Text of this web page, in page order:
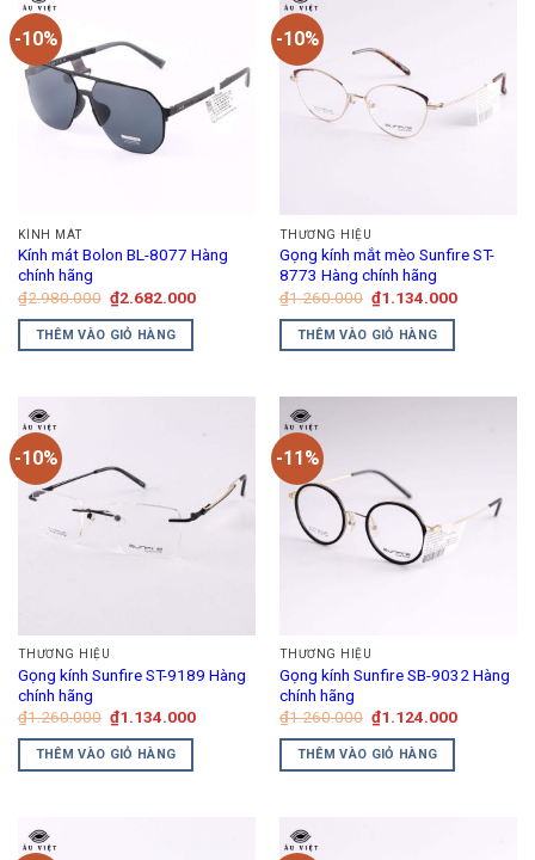
-10%
KÍNH MÁT
Kính mát Bolon BL-8077 Hàng
chính hãng
₫2.980.000 Giá
gốc
là:
₫2.980.000.
₫2.682.000Giá
THÊM VÀO GIỎ HÀNG
-10%
THƯƠNG HIỆU
Gọng kính mắt mèo Sunfire ST-
8773 Hàng chính hãng
₫1.260.000 Giá
gốc
là:
₫1.260.000.
₫1.134.000Giá
THÊM VÀO GIỎ HÀNG
-10%
THƯƠNG HIỆU
Gọng kính Sunfire ST-9189 Hàng
chính hãng
₫1.260.000 Giá
gốc
là:
₫1.260.000.
₫1.134.000Giá
₫1.134.000.
THÊM VÀO GIỎ HÀNG
-11%
THƯƠNG HIỆU
Gọng kính Sunfire SB-9032 Hàng
chính hãng
₫1.260.000 Giá
gốc
là:
₫1.260.000.
₫1.124.000Giá
THÊM VÀO GIỎ HÀNG